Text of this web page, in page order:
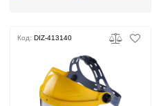
Код: DIZ-413140